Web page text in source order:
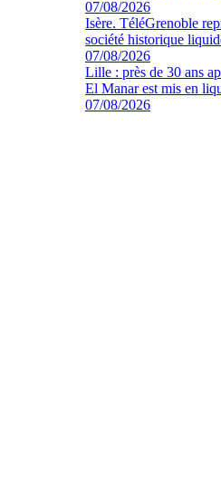
07/08/2026
Isère. TéléGrenoble
société historique
07/08/2026
Lille : près de 30 ans
El Manar est mis en
07/08/2026